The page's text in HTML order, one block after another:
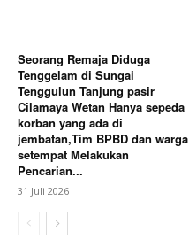
Seorang Remaja Diduga
Tenggelam di Sungai
Tenggulun Tanjung pasir
Cilamaya Wetan Hanya sepeda
korban yang ada di
jembatan,Tim BPBD dan warga
setempat Melakukan
Pencarian...
31 Juli 2026